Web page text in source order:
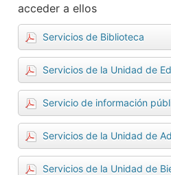
acceder a ellos
Servicios de Biblioteca
Servicios de la Unidad de
Servicio de información
Servicios de la Unidad de
Servicios de la Unidad de